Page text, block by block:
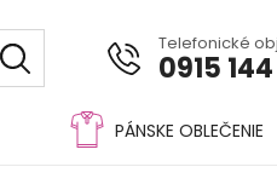
Telefonické
0915
PÁNSKE OBLEČENIE